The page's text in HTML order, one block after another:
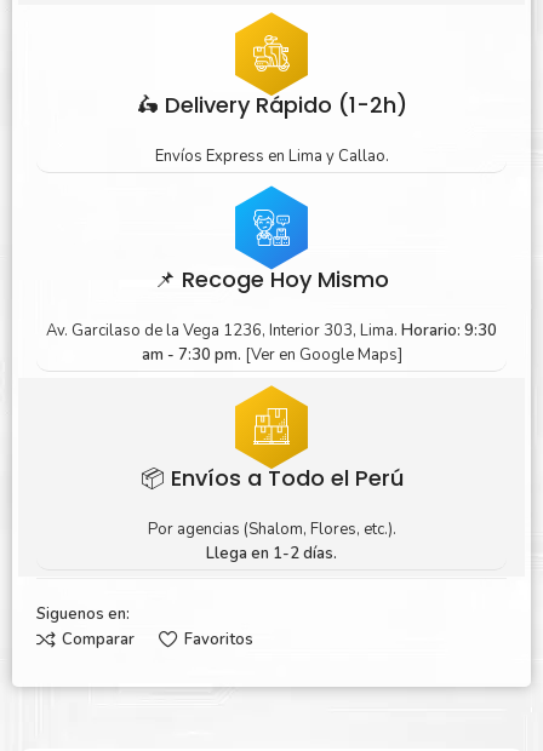
🛵 Delivery Rápido (1-2h)
Envíos Express en Lima y Callao.
📌 Recoge Hoy Mismo
Av. Garcilaso de la Vega 1236, Interior 303, Lima. Horario: 9:30
am - 7:30 pm. [Ver en Google Maps]
📦 Envíos a Todo el Perú
Por agencias (Shalom, Flores, etc.).
Llega en 1-2 días.
Siguenos en:
Comparar
Favoritos